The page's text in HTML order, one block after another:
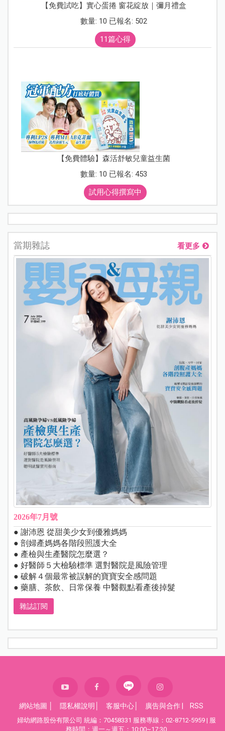
【免費試吃】實心蛋捲 窗花綻放｜彌月禮盒
數量: 10 已報名: 502
11篇心得
【免費體驗】森活舒敏兒童益生菌
數量: 10 已報名: 453
試用心得撰寫中
當期雜誌 看更多
2026年7月號
● 謝沛恩 從甜美少女到優雅媽媽
● 剖婦產媽媽各階段照護大全
● 產檢與生產醫院怎麼選？
● 好醫師５大檢驗標準 選對醫院是風險管理
● 破解４個最常被誤解的寶寶安全感問題
● 藥膳、茶飲、日常保養 中醫觀點看產後掉髮
雜誌訂閱
網站地圖 隱私權說明 客服中心 廣告與合作 RSS
婦幼網路股份有限公司 統編：70458331 服務專線：02-8712-5959 | 服
務時間：週一～週五：10:00~17:30